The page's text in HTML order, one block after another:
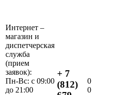
Интернет –
магазин и
диспетчерская
служба
(прием
заявок):
Пн-Вс: с 09:00
до 21:00
+ 7
(812)
0
0